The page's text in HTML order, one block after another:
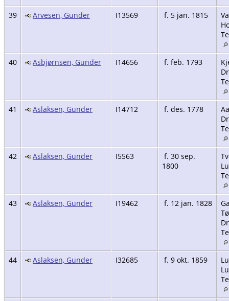
39 Arvesen, Gunder I13569 f. 5 jan. 1815
40 Asbjørnsen, Gunder I14656 f. feb. 1793
41 Aslaksen, Gunder I14712 f. des. 1778
42 Aslaksen, Gunder I5563
f. 30 sep.
1800
43 Aslaksen, Gunder I19462 f. 12 jan. 1828
44 Aslaksen, Gunder I32685 f. 9 okt. 1859